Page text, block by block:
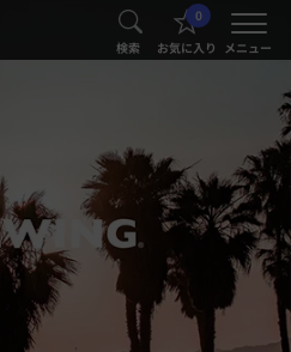
検索
0
お気に入り メニュー
®